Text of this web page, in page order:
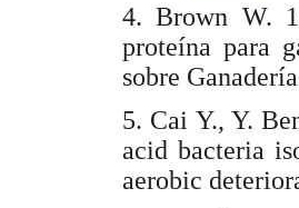
4. Brown W.
proteína para
sobre
5. Cai Y., Y.
acid bacteria
aerobic